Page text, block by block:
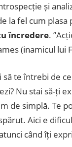
și
la fel cum
încredere.
(inamicul lui
te întrebi de
Nu stai să-ți
de simplă. Te
Aici e
când îți